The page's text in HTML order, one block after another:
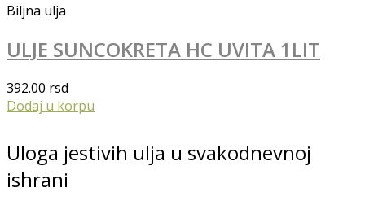
Biljna ulja
ULJE SUNCOKRETA HC UVITA 1LIT
392.00 rsd
Dodaj u korpu
Uloga jestivih ulja u svakodnevnoj
ishrani